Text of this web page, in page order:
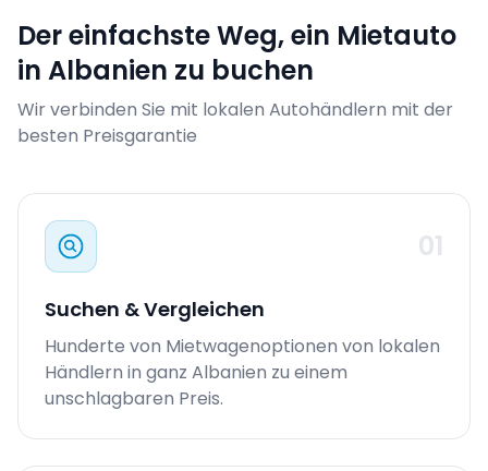
Der einfachste Weg, ein Mietauto
in Albanien zu buchen
Wir verbinden Sie mit lokalen Autohändlern mit der
besten Preisgarantie
01
Suchen & Vergleichen
Hunderte von Mietwagenoptionen von lokalen
Händlern in ganz Albanien zu einem
unschlagbaren Preis.